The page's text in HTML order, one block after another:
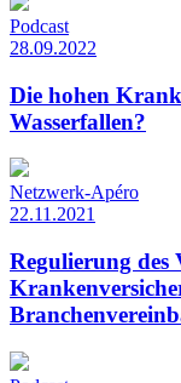
Podcast
28.09.2022
Die hohen
Wasserfallen?
Netzwerk-Apéro
22.11.2021
Regulierung des